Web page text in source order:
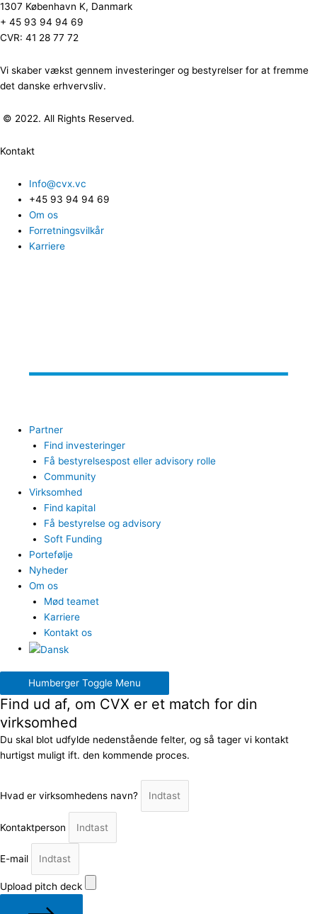
1307 København K, Danmark
+ 45 93 94 94 69
CVR: 41 28 77 72
Vi skaber vækst gennem investeringer og bestyrelser for at fremme
det danske erhvervsliv.
© 2022. All Rights Reserved.
Kontakt
Info@cvx.vc
+45 93 94 94 69
Om os
Forretningsvilkår
Karriere
Partner
Find investeringer
Få bestyrelsespost eller advisory rolle
Community
Virksomhed
Find kapital
Få bestyrelse og advisory
Soft Funding
Portefølje
Nyheder
Om os
Mød teamet
Karriere
Kontakt os
Humberger Toggle Menu
Find ud af, om CVX er et match for din
virksomhed
Du skal blot udfylde nedenstående felter, og så tager vi kontakt
hurtigst muligt ift. den kommende proces.
Hvad er virksomhedens navn?
Kontaktperson
E-mail
Upload pitch deck